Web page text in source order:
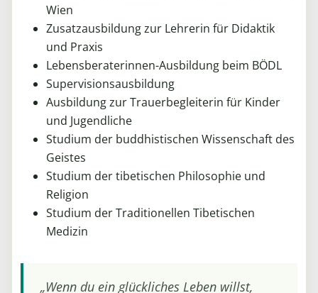
Wien
Zusatzausbildung zur Lehrerin für Didaktik
und Praxis
Lebensberaterinnen-Ausbildung beim BÖDL
Supervisionsausbildung
Ausbildung zur Trauerbegleiterin für Kinder
und Jugendliche
Studium der buddhistischen Wissenschaft des
Geistes
Studium der tibetischen Philosophie und
Religion
Studium der Traditionellen Tibetischen
Medizin
„Wenn du ein glückliches Leben willst,